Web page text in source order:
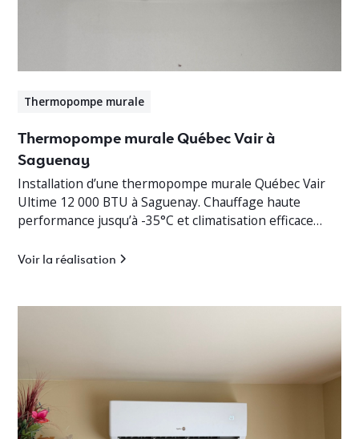
Thermopompe murale
Thermopompe murale Québec Vair à
Saguenay
Installation d’une thermopompe murale Québec Vair
Ultime 12 000 BTU à Saguenay. Chauffage haute
performance jusqu’à -35°C et climatisation efficace
Voir la réalisation